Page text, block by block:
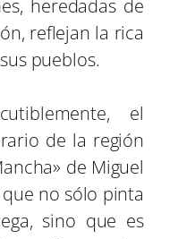
heredadas de
reflejan la rica
pueblos.
el
de la región
de Miguel
no sólo pinta
sino que es